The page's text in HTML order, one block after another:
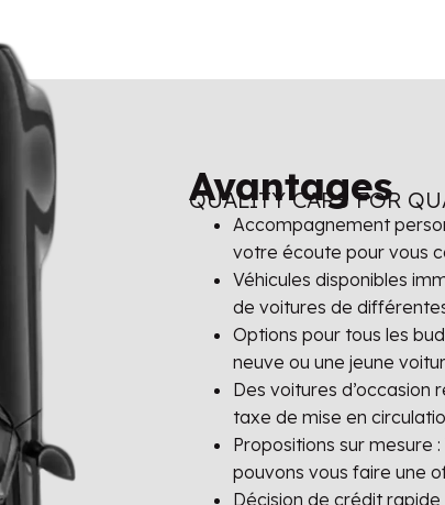
Avantages
QUALITY CARS FOR
Accompagnement
votre écoute pour vous
Véhicules disponibles
de voitures de
Options pour tous les
neuve ou une jeune
Des voitures d’occasion
taxe de mise en
Propositions sur mesure
pouvons vous faire une
Décision de crédit